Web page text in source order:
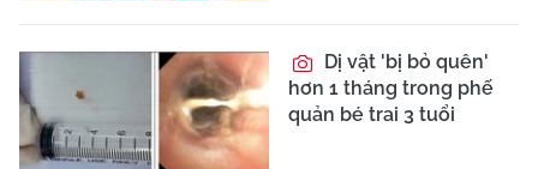
Dị vật 'bị bỏ quên'
hơn 1 tháng trong phế
quản bé trai 3 tuổi